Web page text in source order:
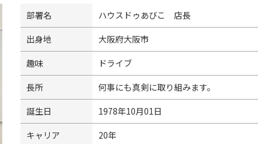
部署名
ハウスドゥあびこ 店長
出身地
大阪府大阪市
趣味
ドライブ
長所
何事にも真剣に取り組みます。
誕生日
1978年10月01日
キャリア
20年